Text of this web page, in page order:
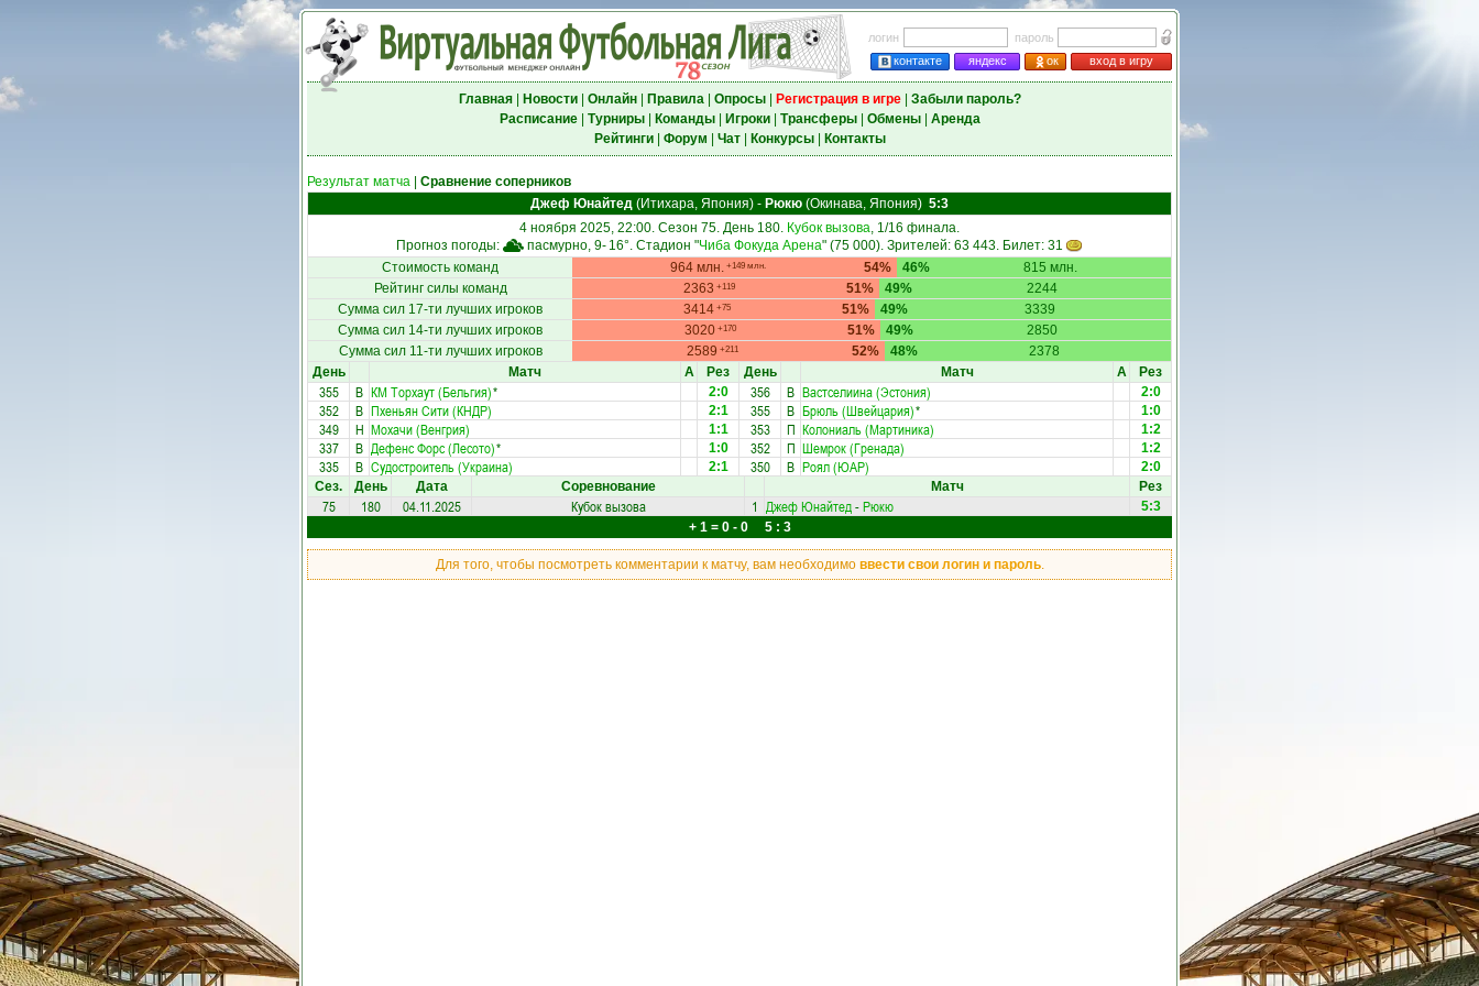
логин
пароль
контакте
яндекс ок вход в игру
Главная| Новости| Онлайн| Правила| Опросы| Регистрация в игре| Забыли пароль?
Расписание| Турниры| Команды| Игроки| Трансферы| Обмены| Аренда
Рейтинги| Форум Чат| Конкурсы| Контакты
Результат матча
Сравнение соперников
Джеф Юнайтед (Итихара, Япония) - Рюкю (Окинава, Япония) 5:3
4 ноября 2025, 22:00. Сезон 75. День 180. Кубок вызова, 1/16 финала.
Прогноз погоды:
пасмурно, 9- 16°. Стадион "Чиба Фокуда Арена" (75 000). Зрителей: 63 443. Билет: 31
Стоимость команд
964 млн. +149 млн. 54% 815 млн.
46%
Рейтинг силы команд
2363 +119 51% 2244
49%
Сумма сил 17-ти лучших игроков
3414 +75 51% 3339
49%
Сумма сил 14-ти лучших игроков
3020 +170 51% 2850
49%
Сумма сил 11-ти лучших игроков
2589 +211 52% 2378
48%
День
Матч А Рез
355 В КМ Торхаут (Бельгия)* 2:0
352 В Пхеньян Сити (КНДР) 2:1
349 Н Мохачи (Венгрия) 1:1
337 В Дефенс Форс (Лесото)* 1:0
335 В Судостроитель (Украина) 2:1
День Матч А Рез
356 В Вастселиина (Эстония) 2:0
355 В Брюль (Швейцария)* 1:0
353 П Колониаль (Мартиника) 1:2
352 П Шемрок (Гренада) 1:2
350 В Роял (ЮАР)
2:0
Сез.
День Дата Соревнование Матч Рез
75 180 04.11.2025 Кубок вызова 1 Джеф Юнайтед-Рюкю
5:3
+ 1 = 0 - 0 5 : 3
Для того, чтобы посмотреть комментарии к матчу, вам необходимо ввести свои логин и пароль.